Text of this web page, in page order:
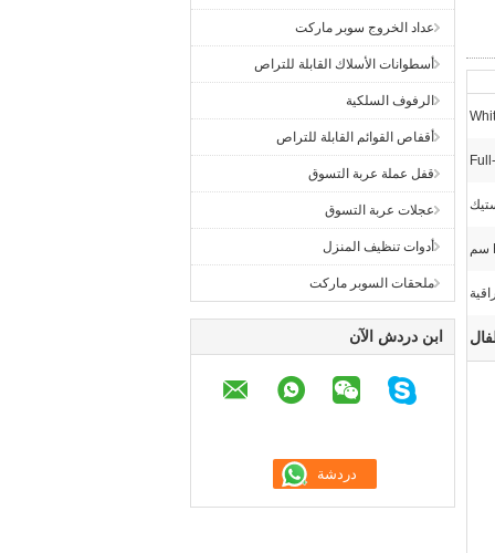
عداد الخروج سوبر ماركت
أسطوانات الأسلاك القابلة للتراص
الرفوف السلكية
أقفاص القوائم القابلة للتراص
قفل عملة عربة التسوق
عجلات عربة التسوق
أدوات تنظيف المنزل
ملحقات السوبر ماركت
ابن دردش الآن